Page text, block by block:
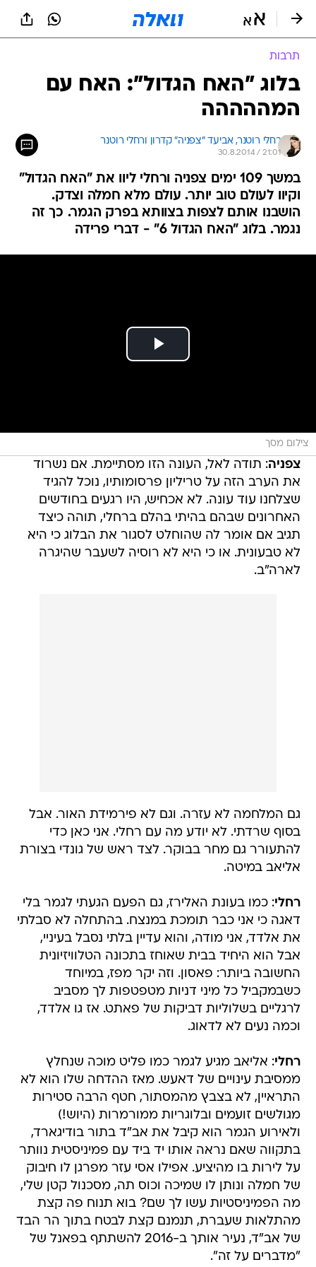
תרבות
בלוג "האח הגדול": האח עם
המההההה
רחלי רוטנר, אביעד "צפניה" קדרון ורחלי רוטנר
30.8.2014 / 21:01
במשך 109 ימים צפניה ורחלי ליוו את "האח הגדול"
וקיוו לעולם טוב יותר. עולם מלא חמלה וצדק.
הושבנו אותם לצפות בצוותא בפרק הגמר. כך זה
נגמר. בלוג "האח הגדול 6" - דברי פרידה
צילום מסך
צפניה: תודה לאל, העונה הזו מסתיימת. אם נשרוד
את הערב הזה על טריליון פרסומותיו, נוכל להגיד
שצלחנו עוד עונה. לא אכחיש, היו רגעים בחודשים
האחרונים שבהם בהיתי בהלם ברחלי, תוהה כיצד
תגיב אם אומר לה שהוחלט לסגור את הבלוג כי היא
לא טבעונית. או כי היא לא רוסיה לשעבר שהיגרה
לארה"ב.
גם המלחמה לא עזרה. וגם לא פירמידת האור. אבל
בסוף שרדתי. לא יודע מה עם רחלי. אני כאן כדי
להתעורר גם מחר בבוקר. לצד ראש של גונדי בצורת
אליאב במיטה.
רחלי: כמו בעונת האלירז, גם הפעם הגעתי לגמר בלי
דאגה כי אני כבר תומכת במנצח. בהתחלה לא סבלתי
את אלדד, אני מודה, והוא עדיין בלתי נסבל בעיניי,
אבל הוא היחיד בבית שאוחז בתכונה הטלוויזיונית
החשובה ביותר: פאסון. וזה יקר מפז, במיוחד
כשבמקביל כל מיני דניות מטפטפות לך מסביב
לרגליים בשלוליות דביקות של פאתט. אז גו אלדד,
וכמה נעים לא לדאוג.
רחלי: אליאב מגיע לגמר כמו פליט מוכה שנחלץ
ממסיבת עינויים של דאעש. מאז ההדחה שלו הוא לא
התראיין, לא בצבץ מהמסתור, חטף הרבה סטירות
מגולשים זועמים ובלוגריות ממורמרות (היוש!)
ולאירוע הגמר הוא קיבל את אב"ד בתור בודיגארד,
בתקווה שאם נראה אותו יד ביד עם פמיניסטית נוותר
על לירות בו מהיציע. אפילו אסי עזר מפרגן לו חיבוק
של חמלה ונותן לו שמיכה וכוס תה, מסכנול קטן שלי,
מה הפמיניסטיות עשו לך שם? בוא תנוח פה קצת
מהתלאות שעברת, תנמנם קצת לבטח בתוך הר הבד
של אב"ד, נעיר אותך ב-2016 להשתתף בפאנל של
"מדברים על זה".